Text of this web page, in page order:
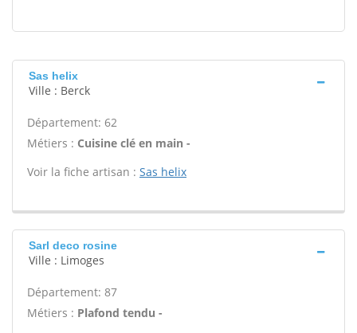
Sas helix
Ville : Berck
Département: 62
Métiers : Cuisine clé en main -
Voir la fiche artisan : Sas helix
Sarl deco rosine
Ville : Limoges
Département: 87
Métiers : Plafond tendu -